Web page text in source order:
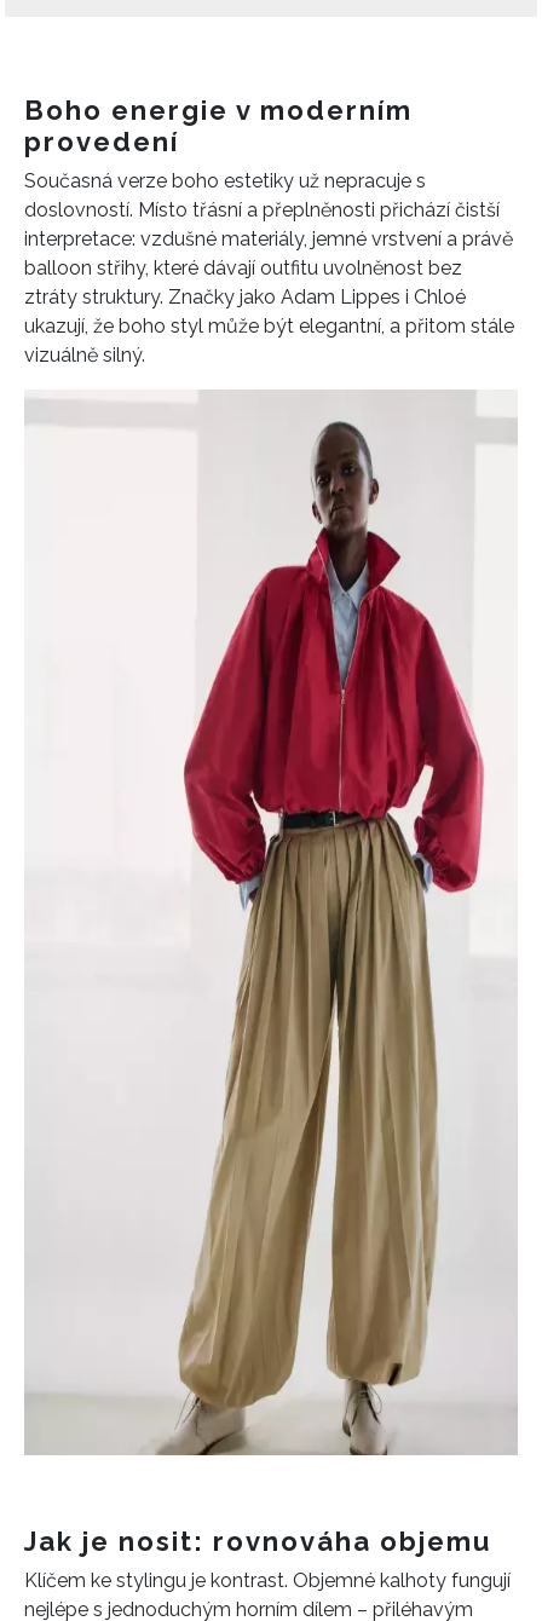
Boho energie v moderním
provedení
Současná verze boho estetiky už nepracuje s
doslovností. Místo třásní a přeplněnosti přichází čistší
interpretace: vzdušné materiály, jemné vrstvení a právě
balloon střihy, které dávají outfitu uvolněnost bez
ztráty struktury. Značky jako Adam Lippes i Chloé
ukazují, že boho styl může být elegantní, a přitom stále
vizuálně silný.
Jak je nosit: rovnováha objemu
Klíčem ke stylingu je kontrast. Objemné kalhoty fungují
nejlépe s jednoduchým horním dílem – přiléhavým